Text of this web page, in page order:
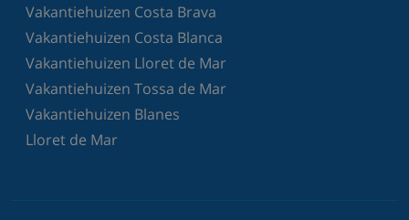
Vakantiehuizen Costa Brava
Vakantiehuizen Costa Blanca
Vakantiehuizen Lloret de Mar
Vakantiehuizen Tossa de Mar
Vakantiehuizen Blanes
Lloret de Mar